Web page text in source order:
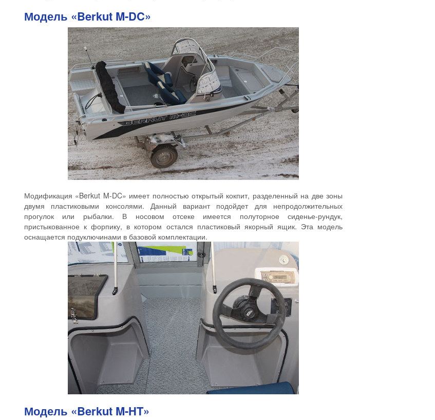
Модель «Berkut M-DC»
Модификация «Berkut M-DC» имеет полностью открытый кокпит, разделенный на две зоны
двумя пластиковыми консолями. Данный вариант подойдет для непродолжительных
прогулок или рыбалки. В носовом отсеке имеется полуторное сиденье-рундук,
пристыкованное к форпику, в котором остался пластиковый якорный ящик. Эта модель
оснащается подуключинами в базовой комплектации.
Модель «Berkut M-HT»